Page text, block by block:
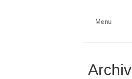
Menu
Archiv